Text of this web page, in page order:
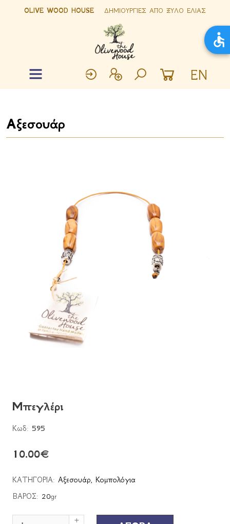
OLIVE WOOD HOUSE ΔΗΜΙΟΥΡΓΙΕΣ ΑΠΟ ΞΥΛΟ ΕΛΙΑΣ
EN
Αξεσουάρ
Μπεγλέρι
Κωδ: 595
10.00€
ΚΑΤΗΓΟΡΙΑ: Αξεσουάρ, Κομπολόγια
ΒΑΡΟΣ: 20gr